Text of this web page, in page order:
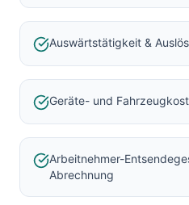
Auswärtstätigkeit &
Geräte- und
Arbeitnehmer-
Abrechnung